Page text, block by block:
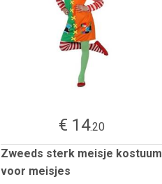
€ 14.20
Zweeds sterk meisje kostuum
voor meisjes